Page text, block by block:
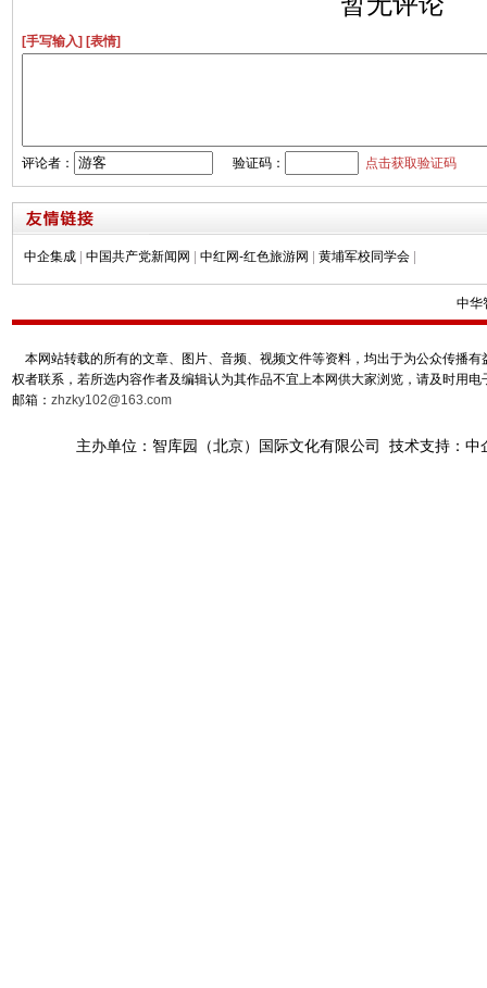
[手写输入] [表情]
评论者： 验证码： 点击获取验证码
中企集成 中国共产党新闻网 中红网-红色旅游网 黄埔军校同学会
中华
本网站转载的所有的文章、图片、音频、视频文件等资料，均出于为公众传播
权者联系，若所选内容作者及编辑认为其作品不宜上本网供大家浏览，请及时用
邮箱： zhzky102@163.com
主办单位：智库园（北京）国际文化有限公司 技术支持：